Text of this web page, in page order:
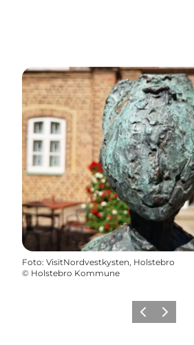
Foto: VisitNordvestkysten, Holstebro
© Holstebro Kommune
ZurückWeiter